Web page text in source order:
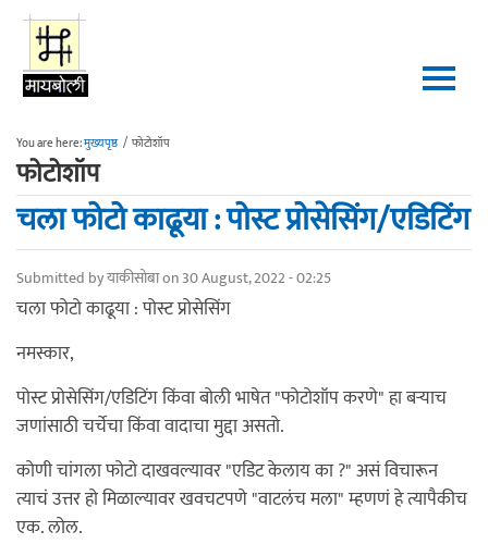
Skip to main content
You are here:मुख्यपृष्ठ / फोटोशॉप
फोटोशॉप
चला फोटो काढूया : पोस्ट प्रोसेसिंग/एडिटिंग
Submitted byयाकीसोबाon 30 August, 2022 - 02:25
चला फोटो काढूया : पोस्ट प्रोसेसिंग
नमस्कार,
पोस्ट प्रोसेसिंग/एडिटिंग किंवा बोली भाषेत "फोटोशॉप करणे" हा बऱ्याच
जणांसाठी चर्चेचा किंवा वादाचा मुद्दा असतो.
कोणी चांगला फोटो दाखवल्यावर "एडिट केलाय का ?" असं विचारून
त्याचं उत्तर हो मिळाल्यावर खवचटपणे "वाटलंच मला" म्हणणं हे त्यापैकीच
एक. लोल.